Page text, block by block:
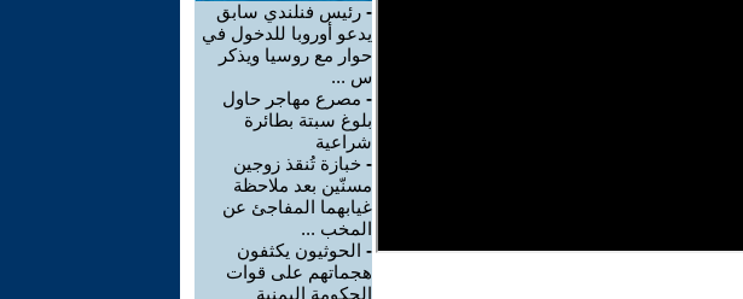
- رئيس فنلندي سابق
يدعو أوروبا للدخول في
حوار مع روسيا ويذكر
س ...
- مصرع مهاجر حاول
بلوغ سبتة بطائرة
شراعية
- خبازة تُنقذ زوجين
مسنّين بعد ملاحظة
غيابهما المفاجئ عن
المخب ...
- الحوثيون يكثفون
هجماتهم على قوات
الحكومة اليمنية